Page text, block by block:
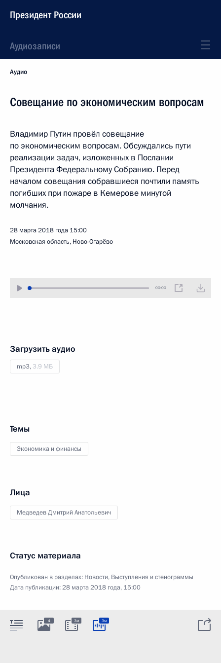
Президент России
Аудиозаписи
Аудио
Совещание по экономическим вопросам
Владимир Путин провёл совещание
по экономическим вопросам. Обсуждались пути
реализации задач, изложенных в Послании
Президента Федеральному Собранию. Перед
началом совещания собравшиеся почтили память
погибших при пожаре в Кемерове минутой
молчания.
28 марта 2018 года 15:00
Московская область, Ново-Огарёво
00:00
Загрузить аудио
mp3, 3.9 МБ
Темы
Экономика и финансы
Лица
Медведев Дмитрий Анатольевич
Статус материала
Опубликован в разделах: Новости, Выступления и стенограммы
Дата публикации:28 марта 2018 года, 15:00
4 3м 3м